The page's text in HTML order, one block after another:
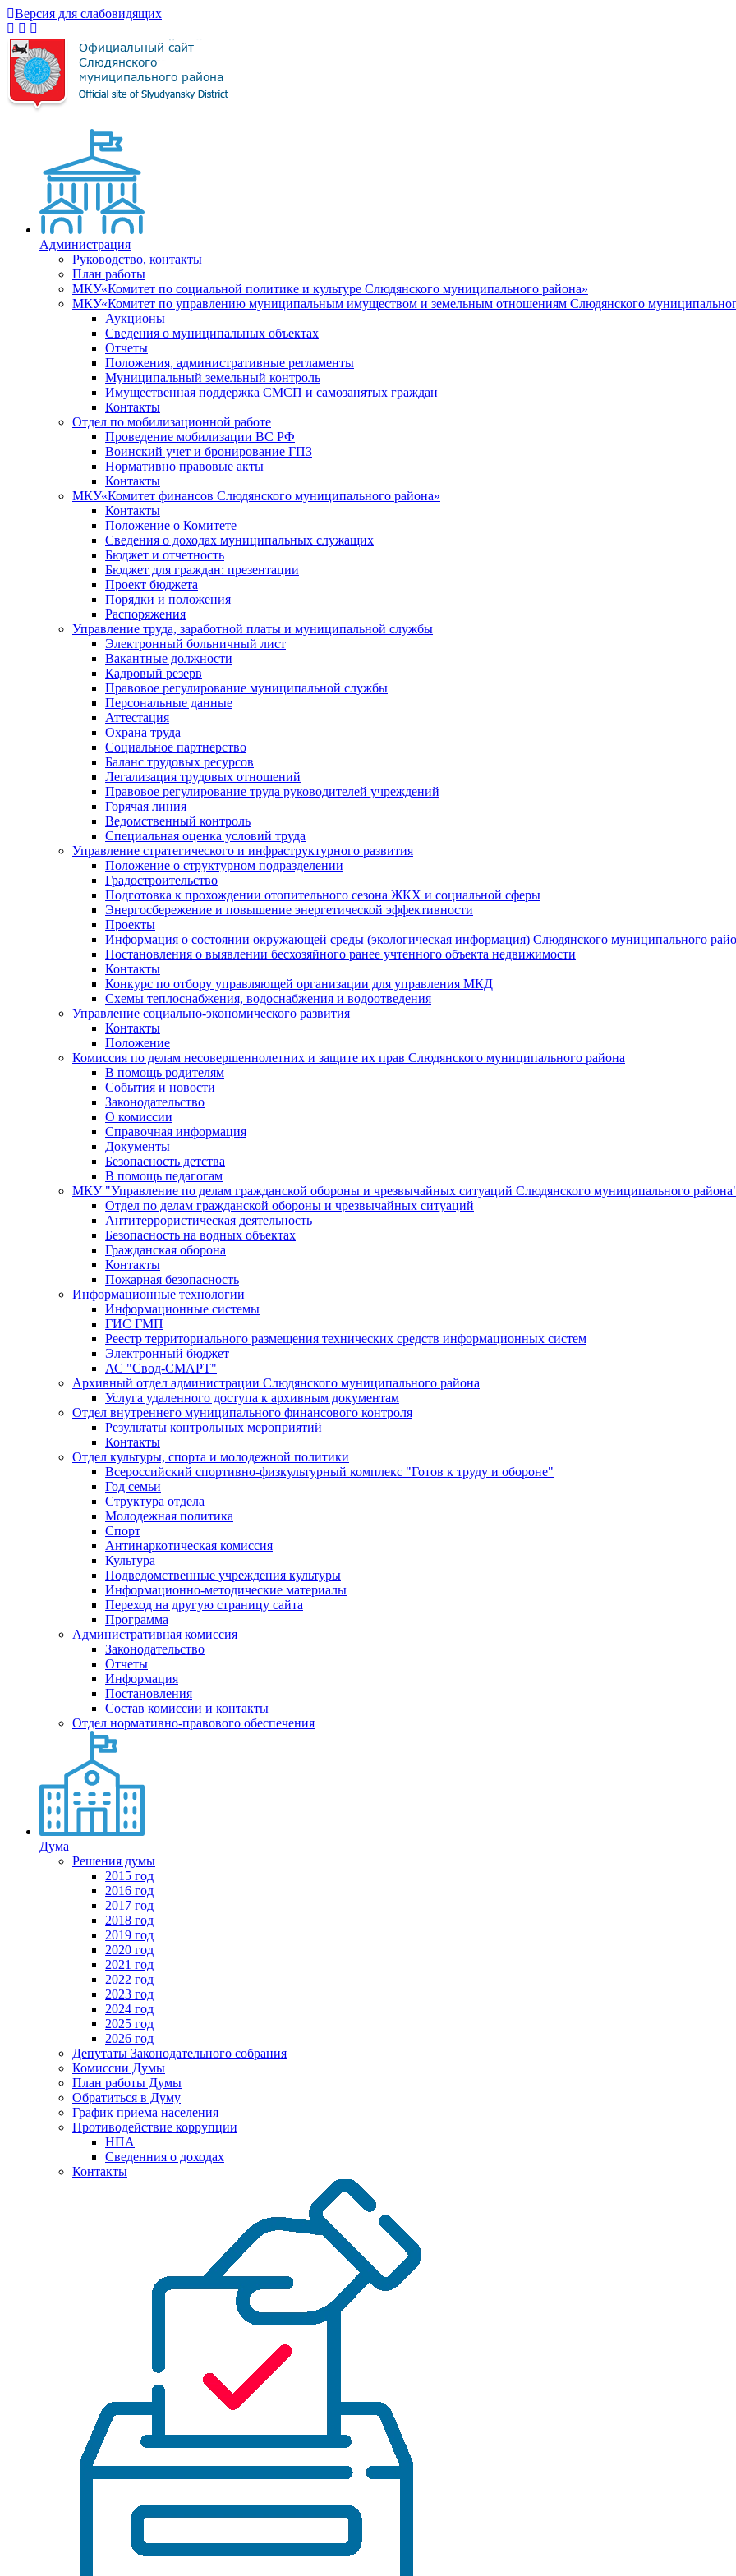
Версия для слабовидящих
Администрация
Руководство, контакты
План работы
МКУ«Комитет по социальной политике и культуре Слюдянского муниципального района»
МКУ«Комитет по управлению муниципальным имуществом и земельным отношениям Слюдянского
Аукционы
Сведения о муниципальных объектах
Отчеты
Положения, административные регламенты
Муниципальный земельный контроль
Имущественная поддержка СМСП и самозанятых граждан
Контакты
Отдел по мобилизационной работе
Проведение мобилизации ВС РФ
Воинский учет и бронирование ГПЗ
Нормативно правовые акты
Контакты
МКУ«Комитет финансов Слюдянского муниципального района»
Контакты
Положение о Комитете
Сведения о доходах муниципальных служащих
Бюджет и отчетность
Бюджет для граждан: презентации
Проект бюджета
Порядки и положения
Распоряжения
Управление труда, заработной платы и муниципальной службы
Электронный больничный лист
Вакантные должности
Кадровый резерв
Правовое регулирование муниципальной службы
Персональные данные
Аттестация
Охрана труда
Социальное партнерство
Баланс трудовых ресурсов
Легализация трудовых отношений
Правовое регулирование труда руководителей учреждений
Горячая линия
Ведомственный контроль
Специальная оценка условий труда
Управление стратегического и инфраструктурного развития
Положение о структурном подразделении
Градостроительство
Подготовка к прохождении отопительного сезона ЖКХ и социальной сферы
Энергосбережение и повышение энергетической эффективности
Проекты
Информация о состоянии окружающей среды (экологическая информация) Слюдянского муниципального
Постановления о выявлении бесхозяйного ранее учтенного объекта недвижимости
Контакты
Конкурс по отбору управляющей организации для управления МКД
Схемы теплоснабжения, водоснабжения и водоотведения
Управление социально-экономического развития
Контакты
Положение
Комиссия по делам несовершеннолетних и защите их прав Слюдянского муниципального района
В помощь родителям
События и новости
Законодательство
О комиссии
Справочная информация
Документы
Безопасность детства
В помощь педагогам
МКУ "Управление по делам гражданской обороны и чрезвычайных ситуаций Слюдянского муниципального
Отдел по делам гражданской обороны и чрезвычайных ситуаций
Антитеррористическая деятельность
Безопасность на водных объектах
Гражданская оборона
Контакты
Пожарная безопасность
Информационные технологии
Информационные системы
ГИС ГМП
Реестр территориального размещения технических средств информационных систем
Электронный бюджет
АС "Свод-СМАРТ"
Архивный отдел администрации Слюдянского муниципального района
Услуга удаленного доступа к архивным документам
Отдел внутреннего муниципального финансового контроля
Результаты контрольных мероприятий
Контакты
Отдел культуры, спорта и молодежной политики
Всероссийский спортивно-физкультурный комплекс "Готов к труду и обороне"
Год семьи
Структура отдела
Молодежная политика
Спорт
Антинаркотическая комиссия
Культура
Подведомственные учреждения культуры
Информационно-методические материалы
Переход на другую страницу сайта
Программа
Административная комиссия
Законодательство
Отчеты
Информация
Постановления
Состав комиссии и контакты
Отдел нормативно-правового обеспечения
Дума
Решения думы
2015 год
2016 год
2017 год
2018 год
2019 год
2020 год
2021 год
2022 год
2023 год
2024 год
2025 год
2026 год
Депутаты Законодательного собрания
Комиссии Думы
План работы Думы
Обратиться в Думу
График приема населения
Противодействие коррупции
НПА
Сведенния о доходах
Контакты